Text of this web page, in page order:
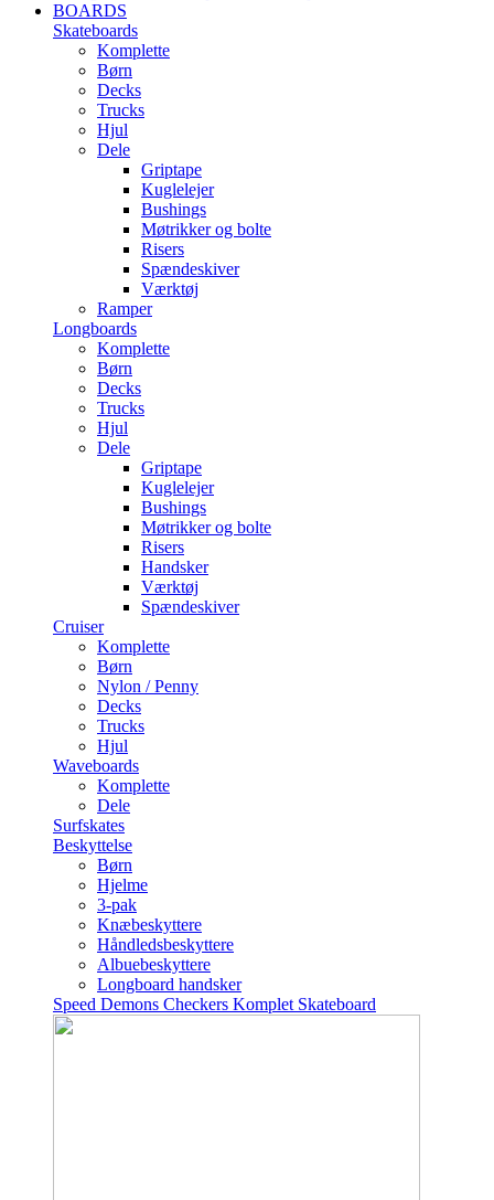
BOARDS
Skateboards
Komplette
Børn
Decks
Trucks
Hjul
Dele
Griptape
Kuglelejer
Bushings
Møtrikker og bolte
Risers
Spændeskiver
Værktøj
Ramper
Longboards
Komplette
Børn
Decks
Trucks
Hjul
Dele
Griptape
Kuglelejer
Bushings
Møtrikker og bolte
Risers
Handsker
Værktøj
Spændeskiver
Cruiser
Komplette
Børn
Nylon / Penny
Decks
Trucks
Hjul
Waveboards
Komplette
Dele
Surfskates
Beskyttelse
Børn
Hjelme
3-pak
Knæbeskyttere
Håndledsbeskyttere
Albuebeskyttere
Longboard handsker
Speed Demons Checkers Komplet Skateboard